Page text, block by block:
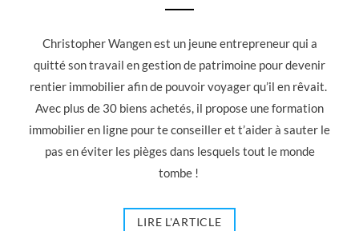
Christopher Wangen est un jeune entrepreneur qui a
quitté son travail en gestion de patrimoine pour devenir
rentier immobilier afin de pouvoir voyager qu’il en rêvait.
Avec plus de 30 biens achetés, il propose une formation
immobilier en ligne pour te conseiller et t’aider à sauter le
pas en éviter les pièges dans lesquels tout le monde
tombe !
LIRE L'ARTICLE